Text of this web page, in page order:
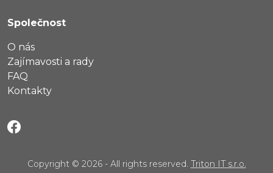
Společnost
O nás
Zajímavosti a rady
FAQ
Kontakty
Copyright © 2026 - All rights reserved. Triton IT s.r.o.